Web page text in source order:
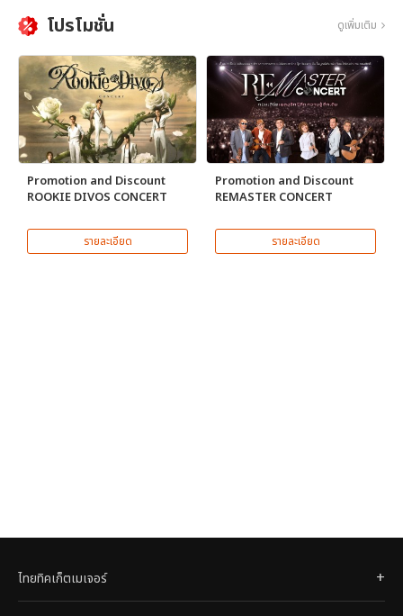
โปรโมชั่น ดูเพิ่มเติม
Promotion and Discount
ROOKIE DIVOS CONCERT
รายละเอียด
Promotion and Discount
REMASTER CONCERT
รายละเอียด
ไทยทิคเก็ตเมเจอร์